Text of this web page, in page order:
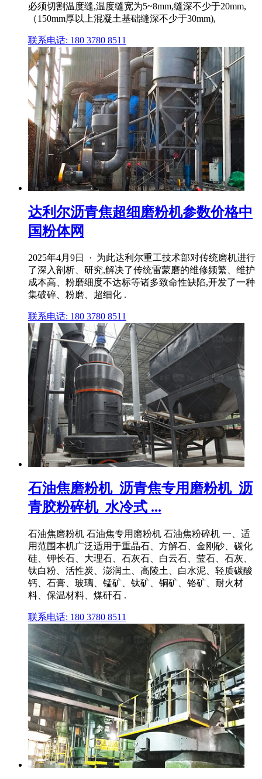
必须切割温度缝,温度缝宽为5~8mm,缝深不少于20mm,
（150mm厚以上混凝土基础缝深不少于30mm),
联系电话: 180 3780 8511
达利尔沥青焦超细磨粉机参数价格中
国粉体网
2025年4月9日 · 为此达利尔重工技术部对传统磨机进行
了深入剖析、研究,解决了传统雷蒙磨的维修频繁、维护
成本高、粉磨细度不达标等诸多致命性缺陷,开发了一种
集破碎、粉磨、超细化 .
联系电话: 180 3780 8511
石油焦磨粉机_沥青焦专用磨粉机_沥
青胶粉碎机_水冷式 ...
石油焦磨粉机 石油焦专用磨粉机 石油焦粉碎机 一、适
用范围本机广泛适用于重晶石、方解石、金刚砂、碳化
硅、钾长石、大理石、石灰石、白云石、莹石、石灰、
钛白粉、活性炭、澎润土、高陵土、白水泥、轻质碳酸
钙、石膏、玻璃、锰矿、钛矿、铜矿、铬矿、耐火材
料、保温材料、煤矸石 .
联系电话: 180 3780 8511